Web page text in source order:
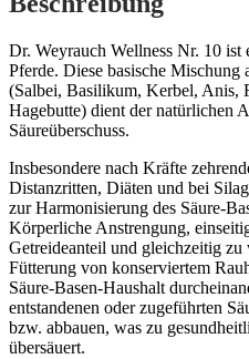
Dr. Weyrauch Wellness Nr. 10
Pferde. Diese basische Mischung
(Salbei, Basilikum, Kerbel, Anis,
Hagebutte) dient der natürlichen
Säureüberschuss.
Insbesondere nach Kräfte
Distanzritten, Diäten und bei
zur Harmonisierung des Säure-
Körperliche Anstrengung,
Getreideanteil und gleichzeitig
Fütterung von konserviertem
Säure-Basen-Haushalt
entstandenen oder zugeführten
bzw. abbauen, was zu
übersäuert.